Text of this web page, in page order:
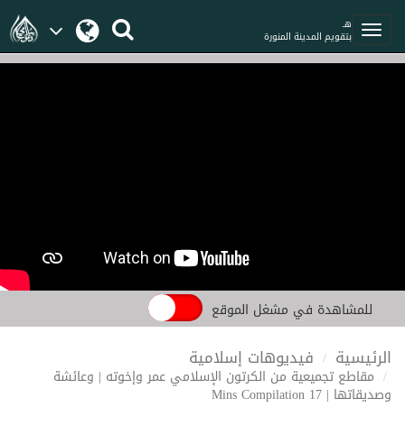
هـ
بتقويم المدينة المنورة
للمشاهدة في مشغل الموقع
الرئيسية فيديوهات إسلامية
مقاطع تجميعية من الكرتون الإسلامي عمر وإخوته | وعائشة
وصديقاتها | 17 Mins Compilation